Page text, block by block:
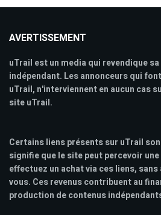
AVERTISSEMENT
uTrail est un media qui revendique
indépendant. Les annonceurs qui
uTrail, n'interviennent en aucun cas
site uTrail.
Certains liens présents sur uTrail
signifie que le site peut percevoir
effectuez un achat via ces liens,
vous. Ces revenus contribuent au
production de contenus